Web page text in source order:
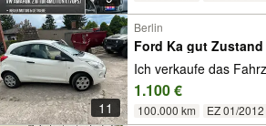
11
Berlin
Ford Ka gut Zustand
Ich verkaufe das
1.100 €
100.000 km EZ 01/2012